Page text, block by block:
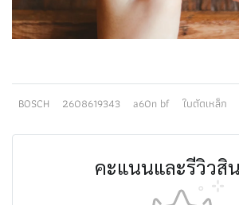
BOSCH 2608619343 a60n bf ใบตัดเหล็ก
คะแนนและรีวิวสิ